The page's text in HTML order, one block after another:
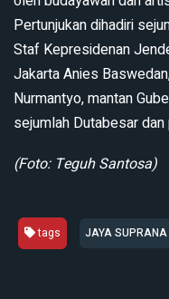
Pertunjukan dihadiri
Staf Kepresidenan
Jakarta Anies
Nurmantyo, mantan
sejumlah Dutabesar
(Foto: Teguh Santosa)
tags JAYA SUPRANA